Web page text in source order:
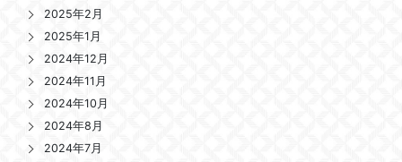
2025年2月
2025年1月
2024年12月
2024年11月
2024年10月
2024年8月
2024年7月